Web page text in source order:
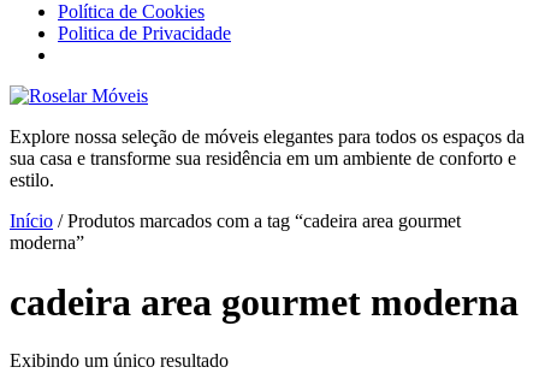
Política de Cookies
Politica de Privacidade
Ir
o
conteúdo
Explore nossa seleção de móveis elegantes para todos os espaços da
sua casa e transforme sua residência em um ambiente de conforto e
estilo.
Início / Produtos marcados com a tag “cadeira area gourmet
moderna”
cadeira area gourmet moderna
Exibindo um único resultado